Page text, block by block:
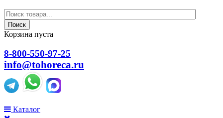
Поиск
Корзина пуста
8-800-550-97-25
info@tohoreca.ru
Каталог